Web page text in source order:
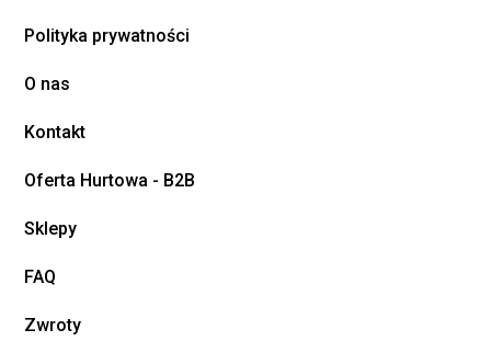
Polityka prywatności
O nas
Kontakt
Oferta Hurtowa - B2B
Sklepy
FAQ
Zwroty